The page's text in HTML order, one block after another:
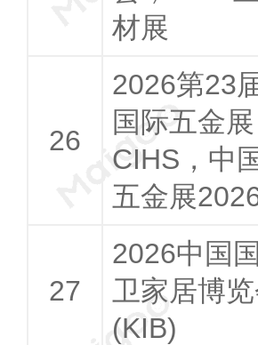
材展
2026第23
国际五金展
CIHS，中
五金展
2026中国
卫家居博
(KIB)